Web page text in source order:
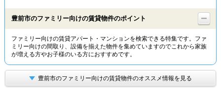
物件特集から
TOP
豊前市のファミリー向けの賃貸物件のポイント
ファミリー向けの賃貸アパート・マンションを検索できる特集です。ファ
ミリー向けの間取り、設備を揃えた物件を集めていますのでこれから家族
が増える方やお子様のいる方におすすめです。
豊前市のファミリー向けの賃貸物件のオススメ情報を見る